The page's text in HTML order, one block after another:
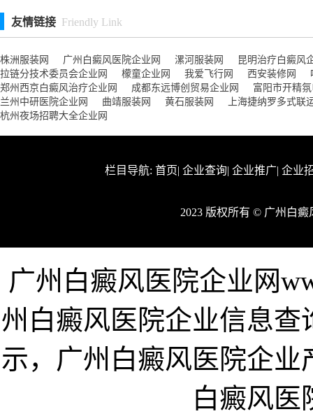
友情链接 Friendly Link
株洲服装网 广州白癜风医院企业网 漯河服装网
昆明治疗白癜风
拉链分技术委员会企业网
檬童企业网 我爱飞行网 西安装修网
郑州西京白癜风治疗企业网
成都东远博创贸易企业网
富阳市开精
兰州中研医院企业网
曲靖服装网 黄石服装网
上海捷纳罗多式联
杭州夜场招聘大全企业网
栏目导航: 首页| 企业查询| 企业推广| 企业
2023 版权所有 © 广州白
广州白癜风医院企业网
州白癜风医院企业信息
示，广州白癜风医院企
白癜风医